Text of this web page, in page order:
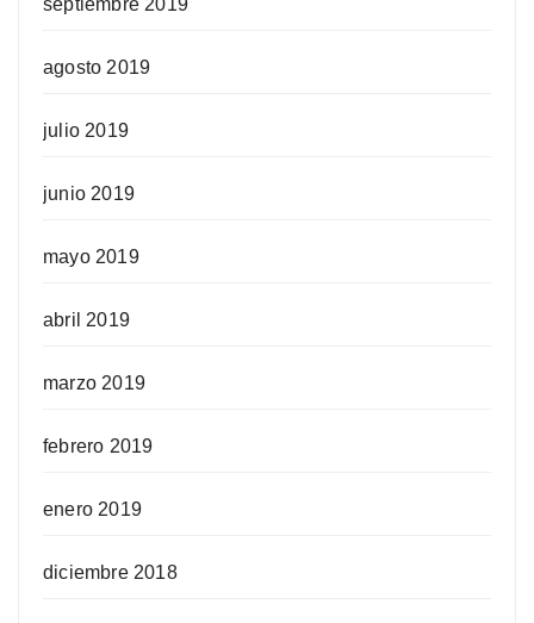
agosto 2019
julio 2019
junio 2019
mayo 2019
abril 2019
marzo 2019
febrero 2019
enero 2019
diciembre 2018